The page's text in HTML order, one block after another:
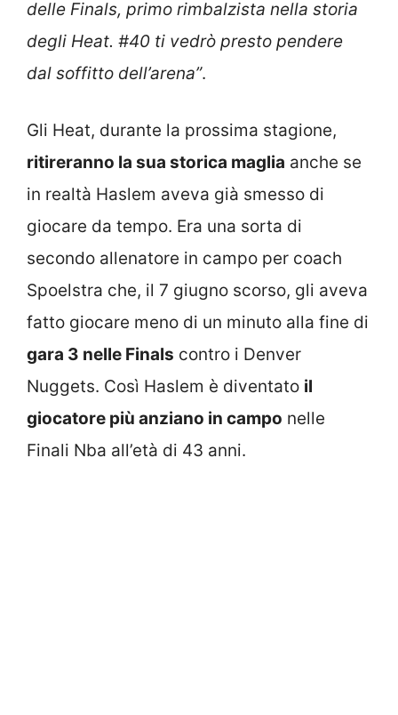
delle Finals, primo rimbalzista nella storia
degli Heat. #40 ti vedrò presto pendere
dal soffitto dell’arena”.
Gli Heat, durante la prossima stagione,
ritireranno la sua storica maglia anche se
in realtà Haslem aveva già smesso di
giocare da tempo. Era una sorta di
secondo allenatore in campo per coach
Spoelstra che, il 7 giugno scorso, gli aveva
fatto giocare meno di un minuto alla fine di
gara 3 nelle Finals contro i Denver
Nuggets. Così Haslem è diventato il
giocatore più anziano in campo nelle
Finali Nba all’età di 43 anni.